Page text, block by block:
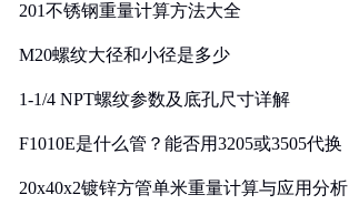
201不锈钢重量计算方法大全
M20螺纹大径和小径是多少
1-1/4 NPT螺纹参数及底孔尺寸详解
F1010E是什么管？能否用3205或3505代换
20x40x2镀锌方管单米重量计算与应用分析